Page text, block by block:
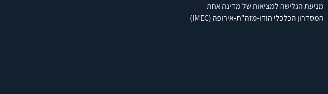
מניעת הגלישה למציאות של מדינה אחת
המסדרון הכלכלי הודו-מזה"ת-אירופה (IMEC)